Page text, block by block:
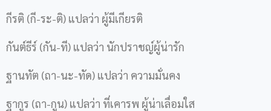
กีรติ (กี-ระ-ติ) แปลว่า ผู้มีเกียรติ
กันต์ธีร์ (กัน-ที) แปลว่า นักปราชญ์ผู้น่ารัก
ฐานทัต (ถา-นะ-ทัด) แปลว่า ความมั่นคง
ฐากูร (ถา-กูน) แปลว่า ที่เคารพ ผู้น่าเลื่อมใส